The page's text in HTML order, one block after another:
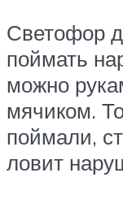
Светофор
поймать
можно
мячиком.
поймали,
ловит